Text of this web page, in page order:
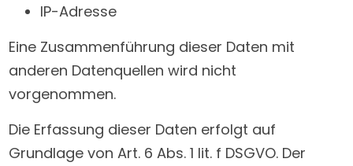
IP-Adresse
Eine Zusammenführung dieser Daten mit
anderen Datenquellen wird nicht
vorgenommen.
Die Erfassung dieser Daten erfolgt auf
Grundlage von Art. 6 Abs. 1 lit. f DSGVO. Der